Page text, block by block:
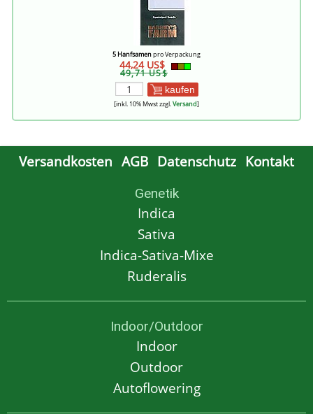
5 Hanfsamenpro Verpackung
44,24 US$
49,71 US$
kaufen
[inkl. 10% Mwst zzgl.Versand]
Versandkosten AGB Datenschutz Kontakt
Genetik
Indica
Sativa
Indica-Sativa-Mixe
Ruderalis
Indoor/Outdoor
Indoor
Outdoor
Autoflowering